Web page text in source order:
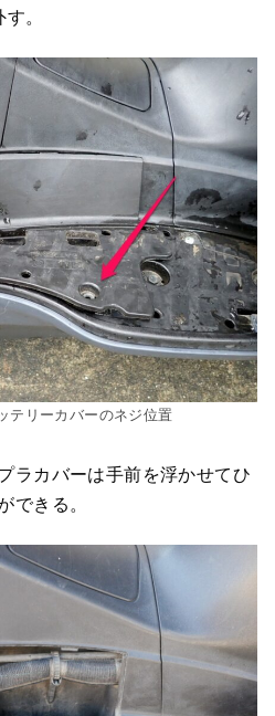
。
テリーカバーのネジ位置
ラカバーは手前を浮かせてひ
できる。